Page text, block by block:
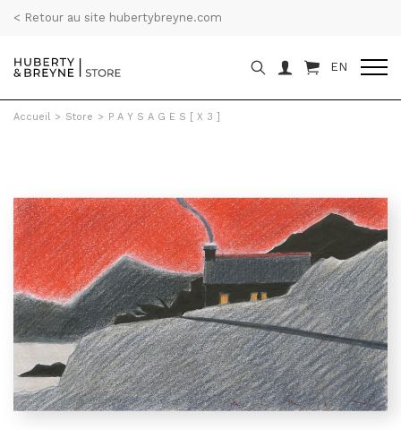
< Retour au site hubertybreyne.com
EN
Accueil > Store > P A Y S A G E S [ X 3 ]